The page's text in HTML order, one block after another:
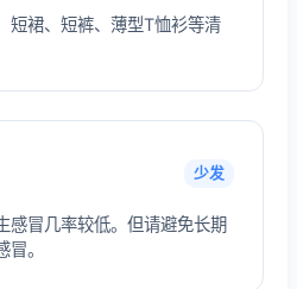
短裙、短裤、薄型T恤衫等清
少发
感冒几率较低。但请避免长期
。